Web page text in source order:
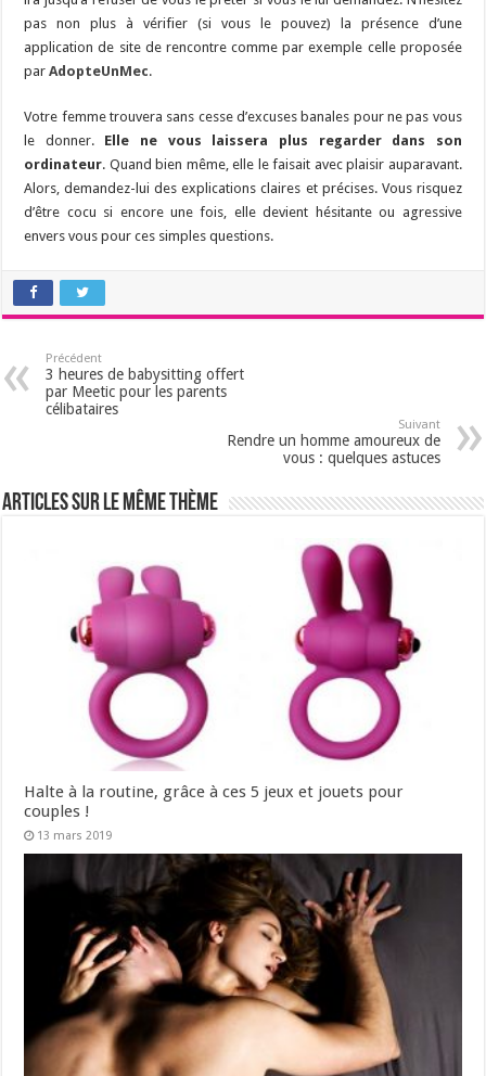
pas non plus à vérifier (si vous le pouvez) la présence d’une
application de site de rencontre comme par exemple celle proposée
parAdopteUnMec.
Votre femme trouvera sans cesse d’excuses banales pour ne pas vous
le donner. Elle ne vous laissera plus regarder dans son
ordinateur. Quand bien même, elle le faisait avec plaisir auparavant.
Alors, demandez-lui des explications claires et précises. Vous risquez
d’être cocu si encore une fois, elle devient hésitante ou agressive
envers vous pour ces simples questions.
Précédent
3 heures de babysitting offert
par Meetic pour les parents
célibataires
Suivant
Rendre un homme amoureux de
vous : quelques astuces
Articles sur le même thème
Halte à la routine, grâce à ces 5 jeux et jouets pour
couples !
13 mars 2019